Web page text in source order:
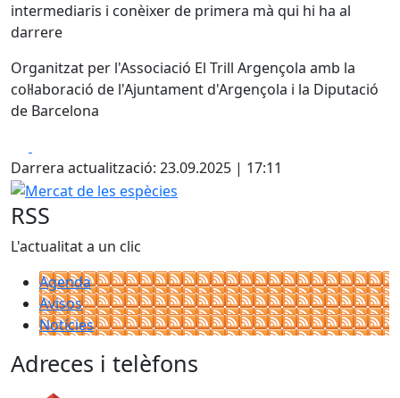
intermediaris i conèixer de primera mà qui hi ha al
darrere
Organitzat per l'Associació El Trill Argençola amb la
col·laboració de l'Ajuntament d'Argençola i la Diputació
de Barcelona
Darrera actualització: 23.09.2025 | 17:11
Mercat de les espècies
RSS
L'actualitat a un clic
Agenda
Avisos
Notícies
Adreces i telèfons